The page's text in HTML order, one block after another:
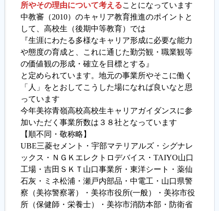
所やその理由について考えることになっています
中教審（2010）のキャリア教育推進のポイントと
して、高校生（後期中等教育）では
『生涯にわたる多様なキャリア形成に必要な能力
や態度の育成と、これに通じた勤労観・職業観等
の価値観の形成・確立を目標とする』
と定められています。地元の事業所やそこに働く
「人」をとおしてこうした場になれば良いなと思
っています
今年美祢青嶺高校高校生キャリアガイダンスに参
加いただく事業所数は３８社となっています
【順不同・敬称略】
UBE三菱セメント・宇部マテリアルズ・シグナレ
ックス・ＮＧＫエレクトロデバイス・TAIYO山口
工場・吉田ＳＫＴ山口事業所・東洋シート・薬仙
石灰・ミネ松浦・瀬戸内部品・中電工・山口県警
察（美祢警察署）・美祢市役所(一般）・美祢市役
所（保健師・栄養士）・美祢市消防本部・防衛省